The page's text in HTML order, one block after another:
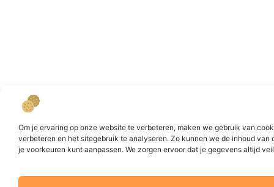
Om je ervaring op onze website te verbeteren, maken we gebruik van
verbeteren en het sitegebruik te analyseren. Zo kunnen we de inhoud
je voorkeuren kunt aanpassen. We zorgen ervoor dat je gegevens altijd